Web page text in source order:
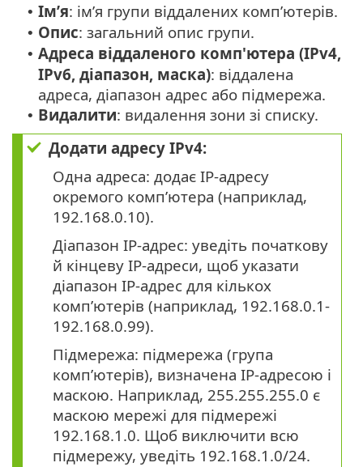
• Ім’я: ім’я групи віддалених комп’ютерів.
• Опис: загальний опис групи.
• Адреса віддаленого комп'ютера (IPv4,
IPv6, діапазон, маска): віддалена
адреса, діапазон адрес або підмережа.
• Видалити: видалення зони зі списку.
Додати адресу IPv4:
Одна адреса: додає IP-адресу
окремого комп’ютера (наприклад,
192.168.0.10).
Діапазон IP-адрес: уведіть початкову
й кінцеву IP-адреси, щоб указати
діапазон IP-адрес для кількох
комп’ютерів (наприклад, 192.168.0.1-
192.168.0.99).
Підмережа: підмережа (група
комп’ютерів), визначена IP-адресою і
маскою. Наприклад, 255.255.255.0 є
маскою мережі для підмережі
192.168.1.0. Щоб виключити всю
підмережу, уведіть 192.168.1.0/24.